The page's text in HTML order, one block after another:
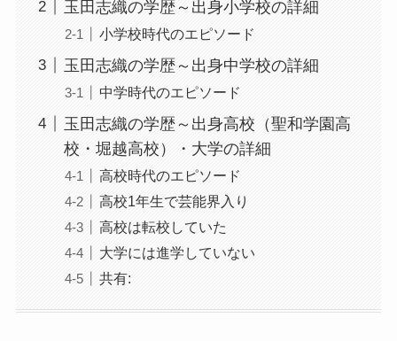
玉田志織の学歴～出身小学校の詳細
小学校時代のエピソード
玉田志織の学歴～出身中学校の詳細
中学時代のエピソード
玉田志織の学歴～出身高校（聖和学園高
校・堀越高校）・大学の詳細
高校時代のエピソード
高校1年生で芸能界入り
高校は転校していた
大学には進学していない
共有: